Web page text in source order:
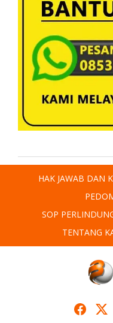
HAK JAWAB DAN
SOP
TENTANG